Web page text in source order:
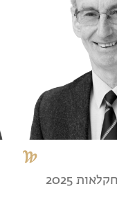
2025